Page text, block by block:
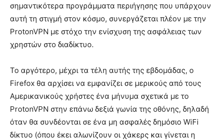
σημαντικότερα προγράμματα περιήγησης που υπάρχουν
αυτή τη στιγμή στον κόσμο, συνεργάζεται πλέον με την
ProtonVPN με στόχο την ενίσχυση της ασφάλειας των
χρηστών στο διαδίκτυο.
Το αργότερο, μέχρι τα τέλη αυτής της εβδομάδας, ο
Firefox θα αρχίσει να εμφανίζει σε μερικούς από τους
Αμερικανικούς χρήστες ένα μήνυμα σχετικά με το
ProtonVPN στην επάνω δεξιά γωνία της οθόνης, δηλαδή
όταν θα συνδέονται σε ένα μη ασφαλές δημόσιο WiFi
δίκτυο (όπου έκει αλωνίζουν οι χάκερς και γίνεται η